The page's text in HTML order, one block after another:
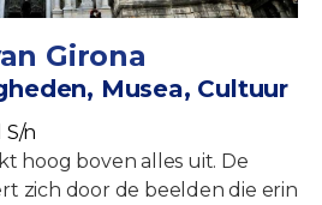
Girona
Musea, Cultuur
S/n
hoog boven alles uit. De
zich door de beelden die erin